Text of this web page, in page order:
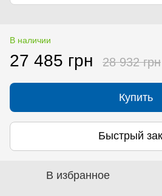
В наличии
27 485 грн 28 932 грн
Купить
Быстрый
В избранное